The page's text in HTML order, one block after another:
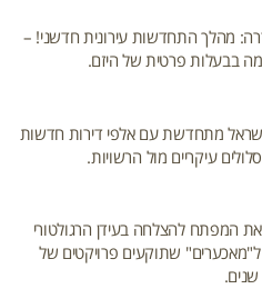
מהלך התחדשות עירונית חדשני! –
בבעלות פרטית של היזם.
מתחדשת עם אלפי דירות חדשות
עיקריים מול הרשויות.
המפתח להצלחה בעידן הרגולטורי
שתוקעים פרויקטים של
שנים.